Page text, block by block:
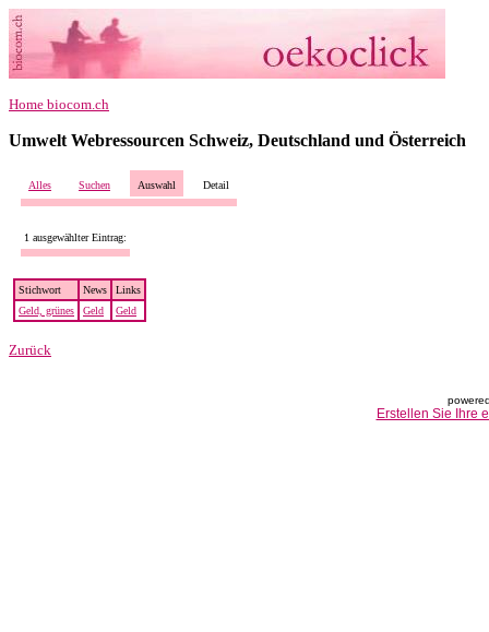
Home biocom.ch
Umwelt Webressourcen Schweiz, Deutschland und Österreich
Alles Suchen Auswahl Detail
1 ausgewählter Eintrag:
Stichwort News
Links
Geld, grünes
Geld Geld
Zurück
Erstellen Sie Ihre